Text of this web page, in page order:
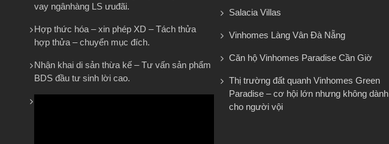
vay ngânhàng LS ưuđãi.
Hợp thức hóa – xin phép XD – Tách thửa
hợp thửa – chuyển mục đích.
Nhận khai di sản thừa kế – Tư vấn sản phẩm
BDS đầu tư sinh lời cao.
Salacia Villas
Vinhomes Làng Vân Đà Nẵng
Căn hộ Vinhomes Paradise Cần Giờ
Thị trường đất quanh Vinhomes Green
Paradise – cơ hội lớn nhưng không dành
cho người vội